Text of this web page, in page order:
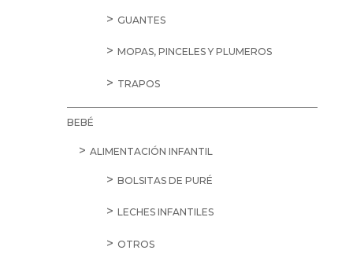
GUANTES
MOPAS, PINCELES Y PLUMEROS
TRAPOS
BEBÉ
ALIMENTACIÓN INFANTIL
BOLSITAS DE PURÉ
LECHES INFANTILES
OTROS